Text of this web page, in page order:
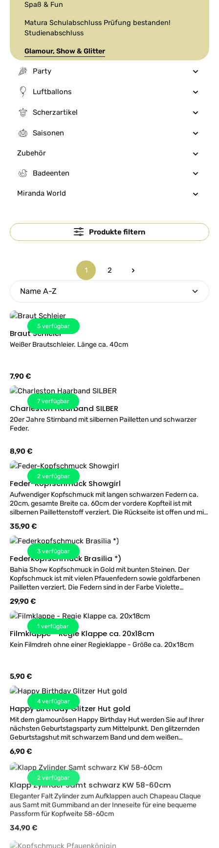
Spaß & Fun
Matura Schulabschluss Prüfung bestanden!
Studienabschluss
Glamour, Show & Glitter
Party
Luftballons
Scherzartikel
Saisonen
Zubehör
Badeenten
Miranda World
Produkte filtern
Seite
1
Seite
2
5 verfügbar
Braut Schleier
Weißer Brautschleier. Länge ca. 40cm
Regulärer Preis:
7,90 €
7 verfügbar
Charleston Haarband SILBER
20er Jahre Stirnband mit silbernen Pailletten und schwarzer
Feder.
Regulärer Preis:
8,90 €
2 verfügbar
Feder-Kopfschmuck Showgirl
Aufwendiger Kopfschmuck mit langen schwarzen Federn ca.
20cm, gesamte Breite ca. 60cm der vordere Kopfteil ist mit
silbernen Paillettenstoff verziert. Die Rückseite ist offen und mit
Kopf.
Regulärer Preis:
35,90 €
3 verfügbar
Federkopfschmuck Brasilia *)
Bahia Show Kopfschmuck in Gold mit bunten Steinen. Der
Kopfschmuck ist mit vielen Pfauenfedern sowie goldfarbenen
Pailletten verziert. Die Federn sind in der Farbe Violette
Regulärer Preis:
29,90 €
1 verfügbar
Filmklappe - Regie Klappe ca. 20x18cm
Kein Filmdreh ohne einer Regieklappe - Größe ca. 20x18cm
Regulärer Preis:
5,90 €
4 verfügbar
Happy Birthday Glitzer Hut gold
Mit dem glamourösen Happy Birthday Hut werden Sie auf Ihrer
nächsten Geburtstagsparty zum Mittelpunkt. Den glitzernden
Geburtstagshut mit schwarzem Band und dem weißen
Einheitsgröße.
Regulärer Preis:
6,90 €
2 verfügbar
Klapp Zylinder Samt schwarz KW 58-60cm
Eleganter Falt Zylinder zum Aufklappen auch Chapeau Claque
aus Samt mit Gummiband an der Inneseite für eine bequeme
Passform für Kopfweite 58-60cm
Regulärer Preis:
34,90 €